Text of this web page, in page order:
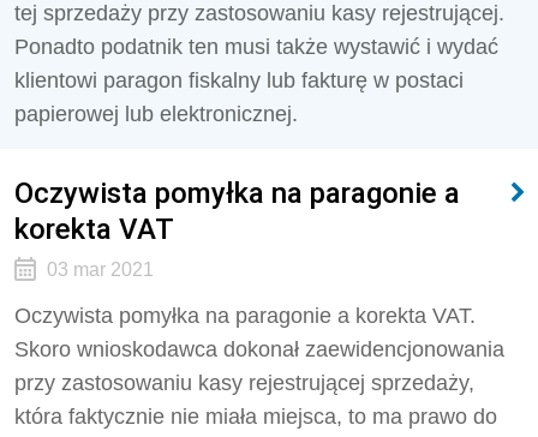
tej sprzedaży przy zastosowaniu kasy rejestrującej.
Ponadto podatnik ten musi także wystawić i wydać
klientowi paragon fiskalny lub fakturę w postaci
papierowej lub elektronicznej.
Oczywista pomyłka na paragonie a
korekta VAT
03 mar 2021
Oczywista pomyłka na paragonie a korekta VAT.
Skoro wnioskodawca dokonał zaewidencjonowania
przy zastosowaniu kasy rejestrującej sprzedaży,
która faktycznie nie miała miejsca, to ma prawo do